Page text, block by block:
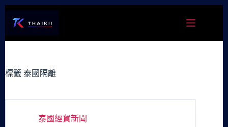
容
標籤 泰國隔離
泰國經貿新聞